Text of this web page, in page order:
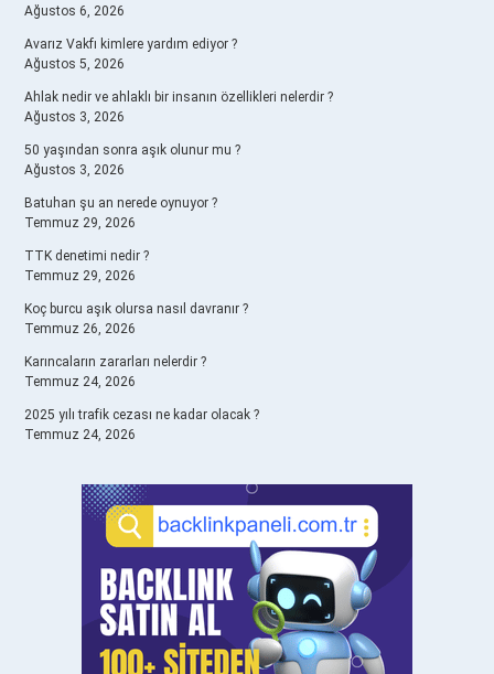
Ağustos 6, 2026
Avarız Vakfı kimlere yardım ediyor ?
Ağustos 5, 2026
Ahlak nedir ve ahlaklı bir insanın özellikleri nelerdir ?
Ağustos 3, 2026
50 yaşından sonra aşık olunur mu ?
Ağustos 3, 2026
Batuhan şu an nerede oynuyor ?
Temmuz 29, 2026
TTK denetimi nedir ?
Temmuz 29, 2026
Koç burcu aşık olursa nasıl davranır ?
Temmuz 26, 2026
Karıncaların zararları nelerdir ?
Temmuz 24, 2026
2025 yılı trafik cezası ne kadar olacak ?
Temmuz 24, 2026